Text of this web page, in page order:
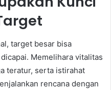
target besar bisa
Memelihara vitalitas
teratur, serta istirahat
rencana dengan